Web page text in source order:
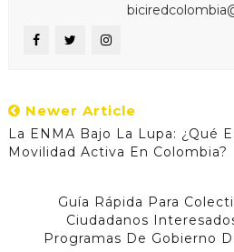
Newer Article
La ENMA Bajo La Lupa: ¿qué
Movilidad Activa En Colombia?
Guía Rápida Para
Ciudadanos
Programas De Gobierno